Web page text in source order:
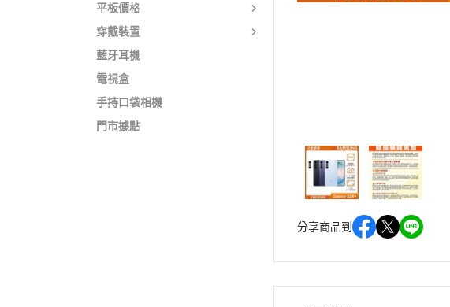
平板價格
穿戴裝置
藍牙耳機
電視盒
手持口袋相機
門市據點
分享商品到